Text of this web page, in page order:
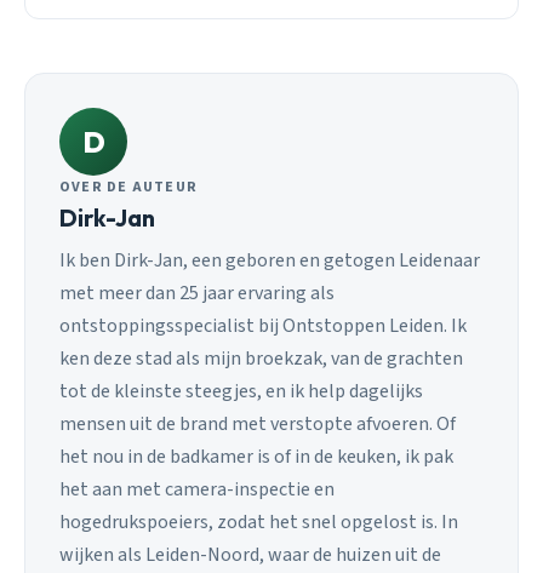
D
OVER DE AUTEUR
Dirk-Jan
Ik ben Dirk-Jan, een geboren en getogen Leidenaar
met meer dan 25 jaar ervaring als
ontstoppingsspecialist bij Ontstoppen Leiden. Ik
ken deze stad als mijn broekzak, van de grachten
tot de kleinste steegjes, en ik help dagelijks
mensen uit de brand met verstopte afvoeren. Of
het nou in de badkamer is of in de keuken, ik pak
het aan met camera-inspectie en
hogedrukspoeiers, zodat het snel opgelost is. In
wijken als Leiden-Noord, waar de huizen uit de